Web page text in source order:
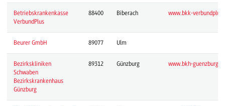
Betriebskrankenkasse
VerbundPlus
88400 Biberach www.bkk-
Beurer GmbH 89077 Ulm
Bezirkskliniken
Schwaben
Bezirkskrankenhaus
Günzburg
89312 Günzburg www.bkh-